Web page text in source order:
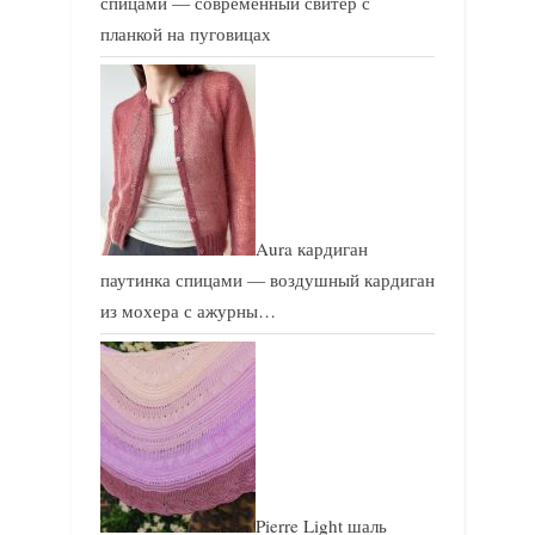
планкой на пуговицах
Aura кардиган
паутинка спицами — воздушный кардиган
из мохера с ажурны…
Pierre Light шаль